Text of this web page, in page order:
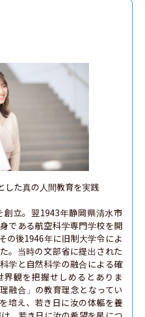
した真の人間教育を実践
立。翌1943年静岡県清水市
である航空科学専門学校を開
の後1946年に旧制大学令によ
。当時の文部省に提出された
学と自然科学の融合による確
観を把握せしめるとありま
融合」の教育理念となってい
培え、若き日に汝の体軀を養